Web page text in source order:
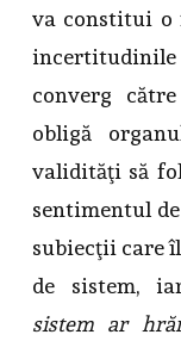
va constitui o
converg
obligă
validităţi să
sentimentul
subiecţii care
de sistem,
sistem ar